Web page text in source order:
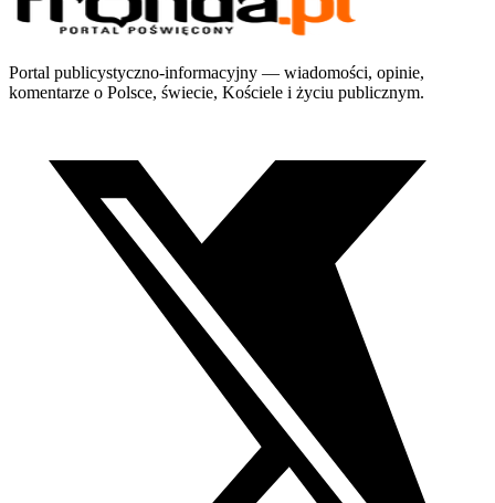
Portal publicystyczno-informacyjny — wiadomości, opinie,
komentarze o Polsce, świecie, Kościele i życiu publicznym.